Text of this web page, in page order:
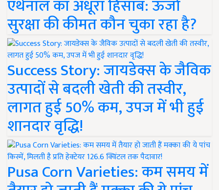
एथेनॉल का अधूरा हिसाब: ऊर्जा
सुरक्षा की कीमत कौन चुका रहा है?
Success Story: जायडेक्स के जैविक
उत्पादों से बदली खेती की तस्वीर,
लागत हुई 50% कम, उपज में भी हुई
शानदार वृद्धि!
Pusa Corn Varieties: कम समय में